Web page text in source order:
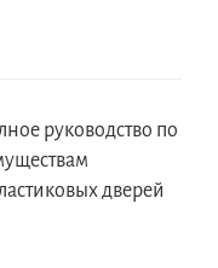
руководство по
дверей